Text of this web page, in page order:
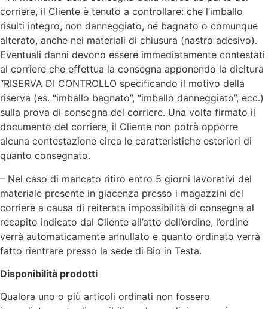
corriere, il Cliente è tenuto a controllare: che l’imballo
risulti integro, non danneggiato, né bagnato o comunque
alterato, anche nei materiali di chiusura (nastro adesivo).
Eventuali danni devono essere immediatamente contestati
al corriere che effettua la consegna apponendo la dicitura
“RISERVA DI CONTROLLO specificando il motivo della
riserva (es. “imballo bagnato”, “imballo danneggiato”, ecc.)
sulla prova di consegna del corriere. Una volta firmato il
documento del corriere, il Cliente non potrà opporre
alcuna contestazione circa le caratteristiche esteriori di
quanto consegnato.
– Nel caso di mancato ritiro entro 5 giorni lavorativi del
materiale presente in giacenza presso i magazzini del
corriere a causa di reiterata impossibilità di consegna al
recapito indicato dal Cliente all’atto dell’ordine, l’ordine
verrà automaticamente annullato e quanto ordinato verrà
fatto rientrare presso la sede di Bio in Testa.
Disponibilità prodotti
Qualora uno o più articoli ordinati non fossero